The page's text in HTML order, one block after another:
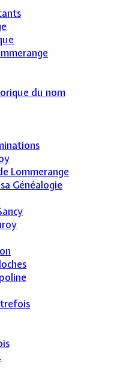
du nom
Lommerange
Généalogie